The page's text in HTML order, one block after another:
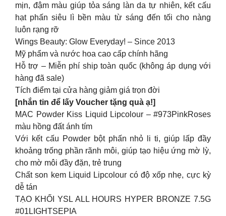
mịn, đậm màu giúp tỏa sáng làn da tự nhiên, kết cấu
hạt phấn siêu lì bền màu từ sáng đến tối cho nàng
luôn rạng rỡ
Wings Beauty: Glow Everyday! – Since 2013
Mỹ phẩm và nước hoa cao cấp chính hãng
Hỗ trợ – Miễn phí ship toàn quốc (không áp dụng với
hàng đã sale)
Tích điểm tại cửa hàng giảm giá trọn đời
[nhắn tin để lấy Voucher tặng quà ạ!]
MAC Powder Kiss Liquid Lipcolour – #973PinkRoses
màu hồng đất ánh tím
Với kết cấu Powder bột phấn nhỏ li ti, giúp lấp đầy
khoảng trống phần rãnh môi, giúp tạo hiệu ứng mờ lỳ,
cho mờ môi đầy đặn, trẻ trung
Chất son kem Liquid Lipcolour có độ xốp nhẹ, cực kỳ
dễ tán
TẠO KHỐI YSL ALL HOURS HYPER BRONZE 7.5G
#01LIGHTSEPIA